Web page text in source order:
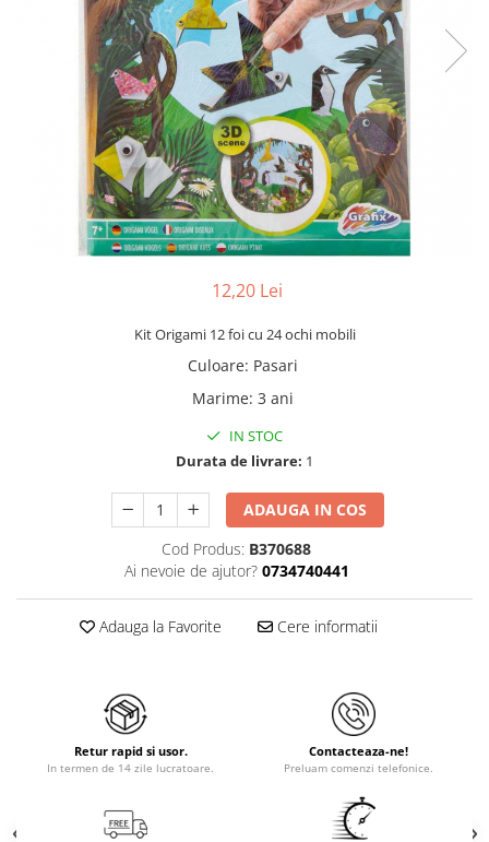
12,20 Lei
Kit Origami 12 foi cu 24 ochi mobili
Culoare: Pasari
Marime: 3 ani
IN STOC
Durata de livrare: 1
ADAUGA IN COS
Cod Produs: B370688
Ai nevoie de ajutor? 0734740441
Adauga la Favorite Cere informatii
Retur rapid si usor.
In termen de 14 zile lucratoare.
Contacteaza-ne!
Preluam comenzi telefonice.